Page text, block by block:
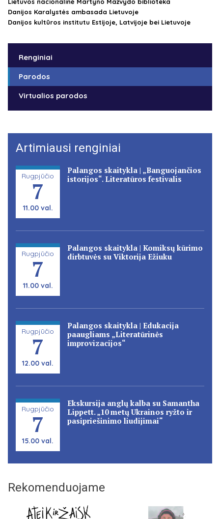
Lietuvos nacionalinė Martyno Mažvydo biblioteka
Danijos Karalystės ambasada Lietuvoje
Danijos kultūros institutu Estijoje, Latvijoje bei Lietuvoje
Renginiai
Parodos
Virtualios parodos
Artimiausi renginiai
Rugpjūčio
7
11.00 val.
Palangos skaitykla | „Banguojančios
istorijos“. Literatūros festivalis
Rugpjūčio
7
11.00 val.
Palangos skaitykla | Komiksų kūrimo
dirbtuvės su Viktorija Ežiuku
Rugpjūčio
7
12.00 val.
Palangos skaitykla | Edukacija
paaugliams „Literatūrinės
improvizacijos“
Rugpjūčio
7
15.00 val.
Ekskursija anglų kalba su Samantha
Lippett. „10 metų Ukrainos ryžto ir
pasipriešinimo liudijimai“
Rekomenduojame